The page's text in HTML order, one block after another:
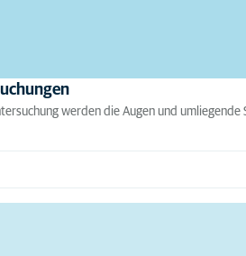
werden die Augen und